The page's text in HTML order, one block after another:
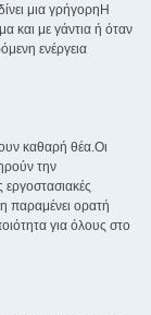
μια γρήγορηΗ
και με γάντια ή όταν
ενέργεια
καθαρή θέα.Οι
την
παραμένει ορατή
για όλους στο